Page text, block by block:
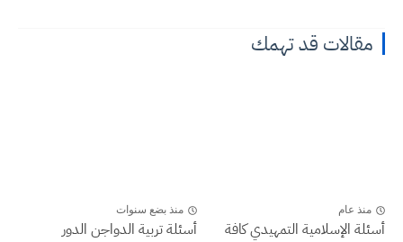
قد تهمك
عام
الإسلامية التمهيدي كافة
منذ بضع سنوات
أسئلة تربية الدواجن الدور